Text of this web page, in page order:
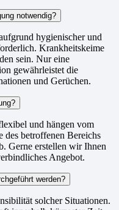
notwendig?
hygienischer und
Krankheitskeime
sein. Nur eine
gewährleistet die
und Gerüchen.
und hängen vom
des betroffenen Bereichs
Gerne erstellen wir Ihnen
Angebot.
werden?
solcher Situationen.